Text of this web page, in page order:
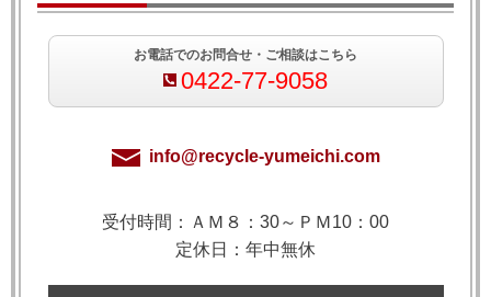
お電話でのお問合せ・ご相談はこちら
0422-77-9058
info@recycle-yumeichi.com
受付時間：ＡＭ８：30～ＰＭ10：00
定休日：年中無休